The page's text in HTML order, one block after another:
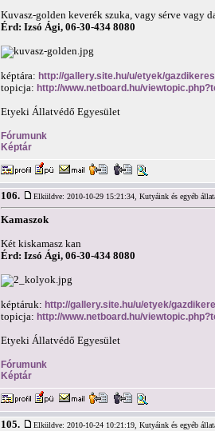
Kuvasz-golden keverék szuka, vagy sérve vagy
Érd: Izsó Ági, 06-30-434 8080
képtára: http://gallery.site.hu/u/etyek/
topicja: http://www.netboard.hu/
Etyeki Állatvédő Egyesület
Fórumunk
Képtár
106. Elküldve: 2010-10-29 15:21:34, Kutyáink és egyéb
Kamaszok
Két kiskamasz kan
Érd: Izsó Ági, 06-30-434 8080
képtáruk: http://gallery.site.hu/u/etyek/
topicja: http://www.netboard.hu/
Etyeki Állatvédő Egyesület
Fórumunk
Képtár
105. Elküldve: 2010-10-24 10:21:19, Kutyáink és egyéb